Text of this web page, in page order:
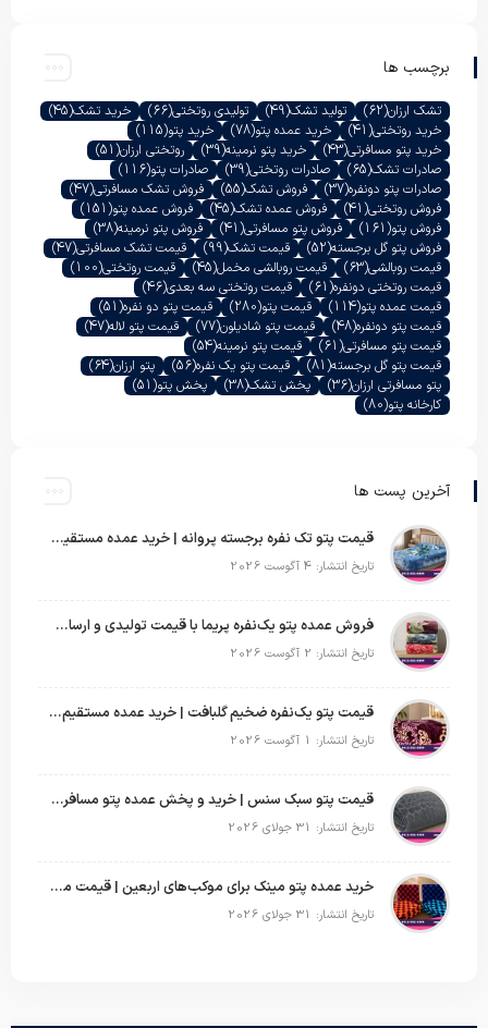
برچسب ها
تشک ارزان(62) تولید تشک(49) تولیدی روتختی(66) خرید تشک(45)
خرید روتختی(41) خرید عمده پتو(78) خرید پتو(115)
خرید پتو مسافرتی(43) خرید پتو نرمینه(39) روتختی ارزان(51)
صادرات تشک(65) صادرات روتختی(39) صادرات پتو(116)
صادرات پتو دونفره(37) فروش تشک(55) فروش تشک مسافرتی(47)
فروش روتختی(41) فروش عمده تشک(45) فروش عمده پتو(151)
فروش پتو(161) فروش پتو مسافرتی(41) فروش پتو نرمینه(38)
فروش پتو گل برجسته(52) قیمت تشک(99) قیمت تشک مسافرتی(47)
قیمت روبالشی(63) قیمت روبالشی مخمل(45) قیمت روتختی(100)
قیمت روتختی دونفره(61) قیمت روتختی سه بعدی(46)
قیمت عمده پتو(114) قیمت پتو(280) قیمت پتو دو نفره(51)
قیمت پتو دونفره(48) قیمت پتو شادیلون(77) قیمت پتو لاله(47)
قیمت پتو مسافرتی(61) قیمت پتو نرمینه(54)
قیمت پتو گل برجسته(81) قیمت پتو یک نفره(56) پتو ارزان(64)
پتو مسافرتی ارزان(36) پخش تشک(38) پخش پتو(51)
کارخانه پتو(80)
آخرین پست ها
قیمت پتو تک نفره برجسته پروانه | خرید عمده مستقیم با بهترین قیمت بازار
تاریخ انتشار: 4 آگوست 2026
فروش عمده پتو یک‌نفره پریما با قیمت تولیدی و ارسال به سراسر کشور
تاریخ انتشار: 2 آگوست 2026
قیمت پتو یک‌نفره ضخیم گلبافت | خرید عمده مستقیم با بهترین قیمت
تاریخ انتشار: 1 آگوست 2026
قیمت پتو سبک سنس | خرید و پخش عمده پتو مسافرتی Sense
تاریخ انتشار: 31 جولای 2026
خرید عمده پتو مینک برای موکب‌های اربعین | قیمت مناسب و ارسال سریع
تاریخ انتشار: 31 جولای 2026